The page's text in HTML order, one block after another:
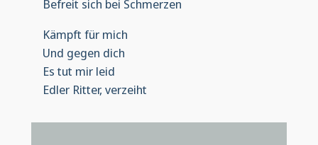
Befreit sich bei Schmerzen
Kämpft für mich
Und gegen dich
Es tut mir leid
Edler Ritter, verzeiht